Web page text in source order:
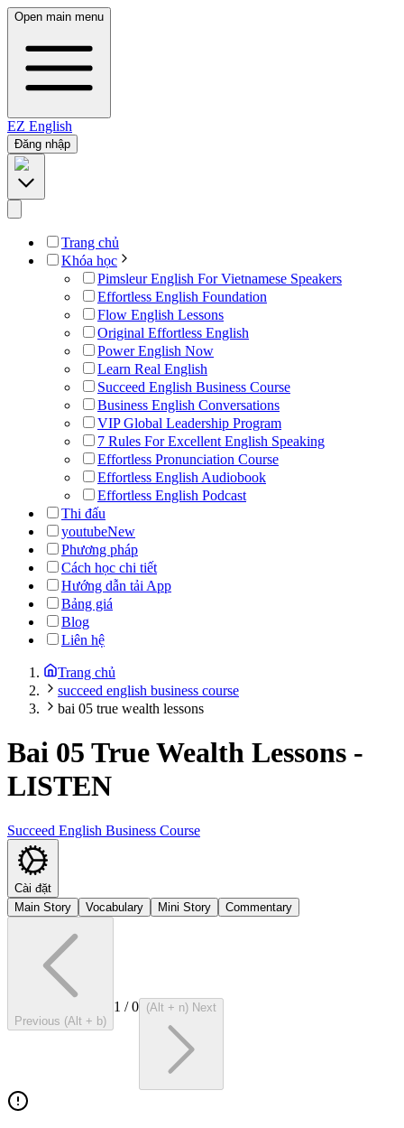
Open main menu
EZ English
Đăng nhập
Trang chủ
Khóa học
Pimsleur English For Vietnamese Speakers
Effortless English Foundation
Flow English Lessons
Original Effortless English
Power English Now
Learn Real English
Succeed English Business Course
Business English Conversations
VIP Global Leadership Program
7 Rules For Excellent English Speaking
Effortless Pronunciation Course
Effortless English Audiobook
Effortless English Podcast
Thi đấu
youtubeNew
Phương pháp
Cách học chi tiết
Hướng dẫn tải App
Bảng giá
Blog
Liên hệ
Trang chủ
succeed english business course
bai 05 true wealth lessons
Bai 05 True Wealth Lessons -
LISTEN
Succeed English Business Course
Cài đặt
Main Story
Vocabulary Mini Story Commentary
Previous (Alt + b)
1 /0 (Alt + n) Next